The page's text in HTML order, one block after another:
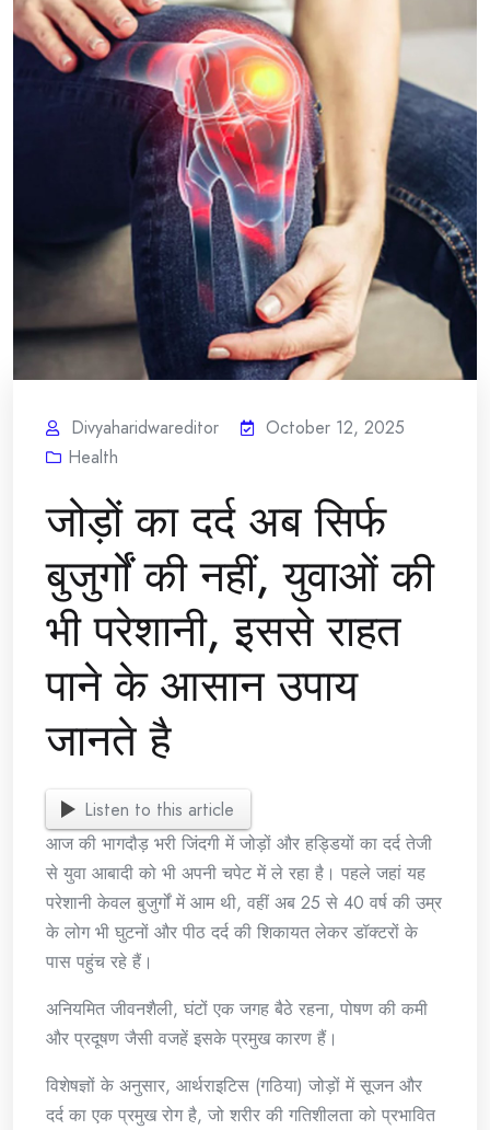
Divyaharidwareditor
October 12, 2025
Health
जोड़ों का दर्द अब सिर्फ
बुजुर्गों की नहीं, युवाओं की
भी परेशानी, इससे राहत
पाने के आसान उपाय
जानते है
Listen to this article
आज की भागदौड़ भरी जिंदगी में जोड़ों और हड्डियों का दर्द तेजी
से युवा आबादी को भी अपनी चपेट में ले रहा है। पहले जहां यह
परेशानी केवल बुजुर्गों में आम थी, वहीं अब 25 से 40 वर्ष की उम्र
के लोग भी घुटनों और पीठ दर्द की शिकायत लेकर डॉक्टरों के
पास पहुंच रहे हैं।
अनियमित जीवनशैली, घंटों एक जगह बैठे रहना, पोषण की कमी
और प्रदूषण जैसी वजहें इसके प्रमुख कारण हैं।
विशेषज्ञों के अनुसार, आर्थराइटिस (गठिया) जोड़ों में सूजन और
दर्द का एक प्रमुख रोग है, जो शरीर की गतिशीलता को प्रभावित